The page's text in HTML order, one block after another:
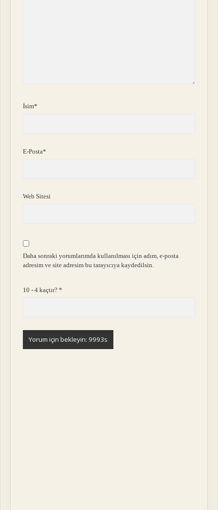
İsim*
E-Posta*
Web Sitesi
Daha sonraki yorumlarımda kullanılması için adım, e-posta
adresim ve site adresim bu tarayıcıya kaydedilsin.
10 - 4 kaçtır?*